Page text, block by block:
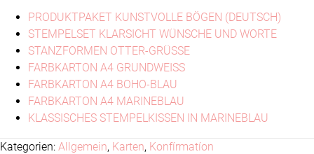
PRODUKTPAKET KUNSTVOLLE BÖGEN (DEUTSCH)
STEMPELSET KLARSICHT WÜNSCHE UND WORTE
STANZFORMEN OTTER-GRÜSSE
FARBKARTON A4 GRUNDWEISS
FARBKARTON A4 BOHO-BLAU
FARBKARTON A4 MARINEBLAU
KLASSISCHES STEMPELKISSEN IN MARINEBLAU
Kategorien: Allgemein, Karten, Konfírmatíon